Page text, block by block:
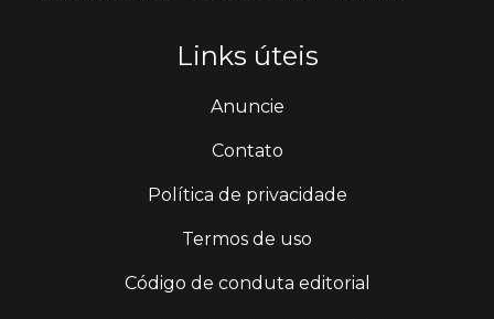
Links úteis
Anuncie
Contato
Política de privacidade
Termos de uso
Código de conduta editorial